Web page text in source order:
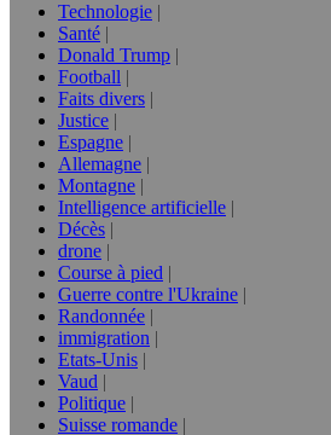
Technologie
Santé
Donald Trump
Football
Faits divers
Justice
Espagne
Allemagne
Montagne
Intelligence artificielle
Décès
drone
Course à pied
Guerre contre l'Ukraine
Randonnée
immigration
Etats-Unis
Vaud
Politique
Suisse romande